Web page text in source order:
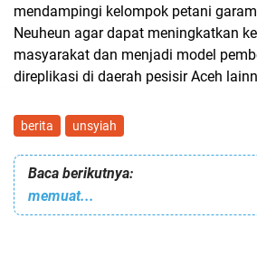
mendampingi kelompok petani
Neuheun agar dapat meningkatkan
masyarakat dan menjadi model
direplikasi di daerah pesisir Aceh
berita unsyiah
Baca berikutnya:
memuat...